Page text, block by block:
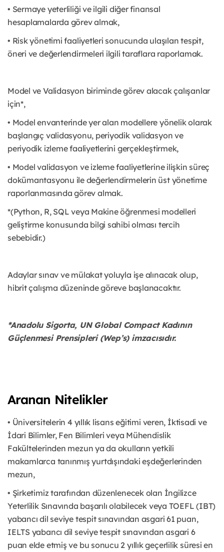
• Sermaye yeterliliği ve ilgili diğer finansal
hesaplamalarda görev almak,
• Risk yönetimi faaliyetleri sonucunda ulaşılan tespit,
öneri ve değerlendirmeleri ilgili taraflara raporlamak.
Model ve Validasyon biriminde görev alacak çalışanlar
için*,
• Model envanterinde yer alan modellere yönelik olarak
başlangıç validasyonu, periyodik validasyon ve
periyodik izleme faaliyetlerini gerçekleştirmek,
• Model validasyon ve izleme faaliyetlerine ilişkin süreç
dokümantasyonu ile değerlendirmelerin üst yönetime
raporlanmasında görev almak.
*(Python, R, SQL veya Makine öğrenmesi modelleri
geliştirme konusunda bilgi sahibi olması tercih
sebebidir.)
Adaylar sınav ve mülakat yoluyla işe alınacak olup,
hibrit çalışma düzeninde göreve başlanacaktır.
*Anadolu Sigorta, UN Global Compact Kadının
Güçlenmesi Prensipleri (Wep’s) imzacısıdır.
Aranan Nitelikler
• Üniversitelerin 4 yıllık lisans eğitimi veren, İktisadi ve
İdari Bilimler, Fen Bilimleri veya Mühendislik
Fakültelerinden mezun ya da okulların yetkili
makamlarca tanınmış yurtdışındaki eşdeğerlerinden
mezun,
• Şirketimiz tarafından düzenlenecek olan İngilizce
Yeterlilik Sınavında başarılı olabilecek veya TOEFL (IBT)
yabancı dil seviye tespit sınavından asgari 61 puan,
IELTS yabancı dil seviye tespit sınavından asgari 6
puan elde etmiş ve bu sonucu 2 yıllık geçerlilik süresi en